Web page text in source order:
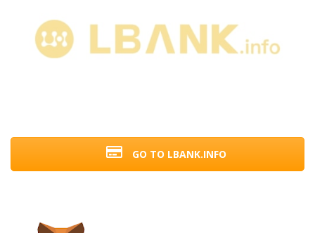
GO TO LBANK.INFO